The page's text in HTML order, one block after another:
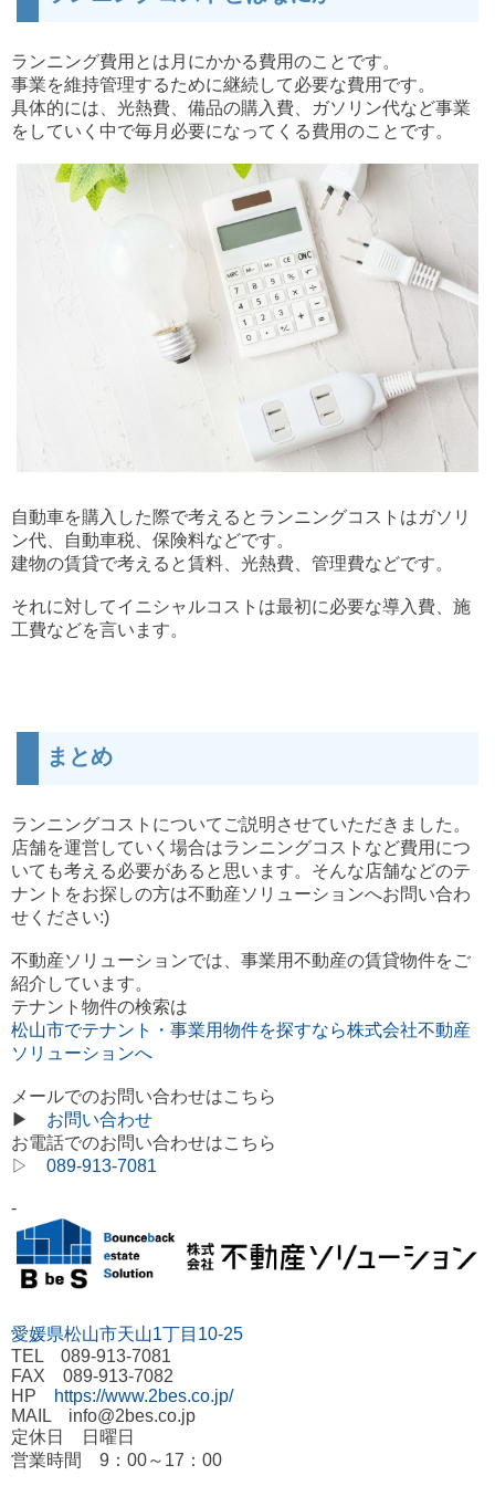
ランニング費用とは月にかかる費用のことです。
事業を維持管理するために継続して必要な費用です。
具体的には、光熱費、備品の購入費、ガソリン代など事業
をしていく中で毎月必要になってくる費用のことです。
自動車を購入した際で考えると ランニングコストはガソリ
ン代、自動車税、保険料などです。
建物の賃貸で考えると賃料、光熱費、管理費などです。
それに対してイニシャルコストは最初に必要な導入費、施
工費などを言います。
まとめ
ランニングコストについてご説明させていただきました。
店舗を運営していく場合はランニングコストなど費用につ
いても考える必要があると思います。そんな店舗などのテ
ナントをお探しの方は不動産ソリューションへお問い合わ
せください:)
不動産ソリューションでは、事業用不動産の賃貸物件をご
紹介しています。
テナント物件の検索は
松山市でテナント・事業用物件を探すなら株式会社不動産
ソリューションへ
メールでのお問い合わせはこちら
▶ お問い合わせ
お電話でのお問い合わせはこちら
▷ 089-913-7081
-
愛媛県松山市天山1丁目10-25
TEL 089-913-7081
FAX 089-913-7082
HP
https://www.2bes.co.jp/
MAIL info@2bes.co.jp
定休日 日曜日
営業時間 9：00～17：00